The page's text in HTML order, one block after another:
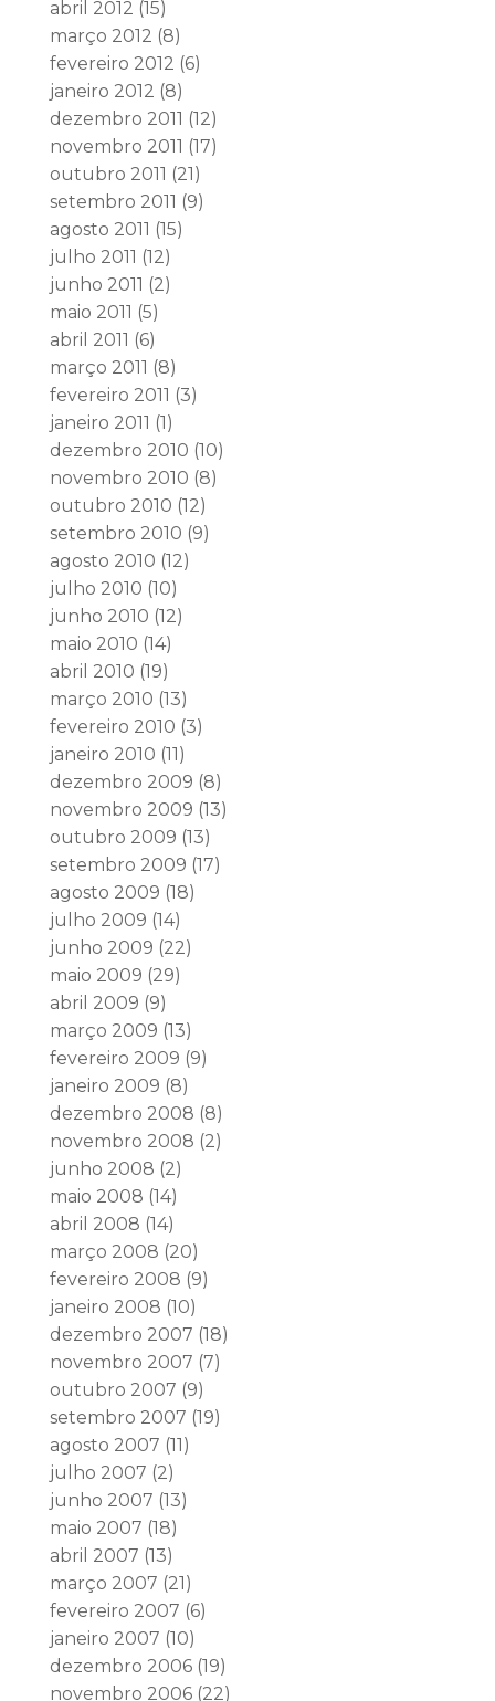
abril 2012 (15)
março 2012 (8)
fevereiro 2012 (6)
janeiro 2012 (8)
dezembro 2011 (12)
novembro 2011 (17)
outubro 2011 (21)
setembro 2011 (9)
agosto 2011 (15)
julho 2011 (12)
junho 2011 (2)
maio 2011 (5)
abril 2011 (6)
março 2011 (8)
fevereiro 2011 (3)
janeiro 2011 (1)
dezembro 2010 (10)
novembro 2010 (8)
outubro 2010 (12)
setembro 2010 (9)
agosto 2010 (12)
julho 2010 (10)
junho 2010 (12)
maio 2010 (14)
abril 2010 (19)
março 2010 (13)
fevereiro 2010 (3)
janeiro 2010 (11)
dezembro 2009 (8)
novembro 2009 (13)
outubro 2009 (13)
setembro 2009 (17)
agosto 2009 (18)
julho 2009 (14)
junho 2009 (22)
maio 2009 (29)
abril 2009 (9)
março 2009 (13)
fevereiro 2009 (9)
janeiro 2009 (8)
dezembro 2008 (8)
novembro 2008 (2)
junho 2008 (2)
maio 2008 (14)
abril 2008 (14)
março 2008 (20)
fevereiro 2008 (9)
janeiro 2008 (10)
dezembro 2007 (18)
novembro 2007 (7)
outubro 2007 (9)
setembro 2007 (19)
agosto 2007 (11)
julho 2007 (2)
junho 2007 (13)
maio 2007 (18)
abril 2007 (13)
março 2007 (21)
fevereiro 2007 (6)
janeiro 2007 (10)
dezembro 2006(19)
novembro 2006(22)